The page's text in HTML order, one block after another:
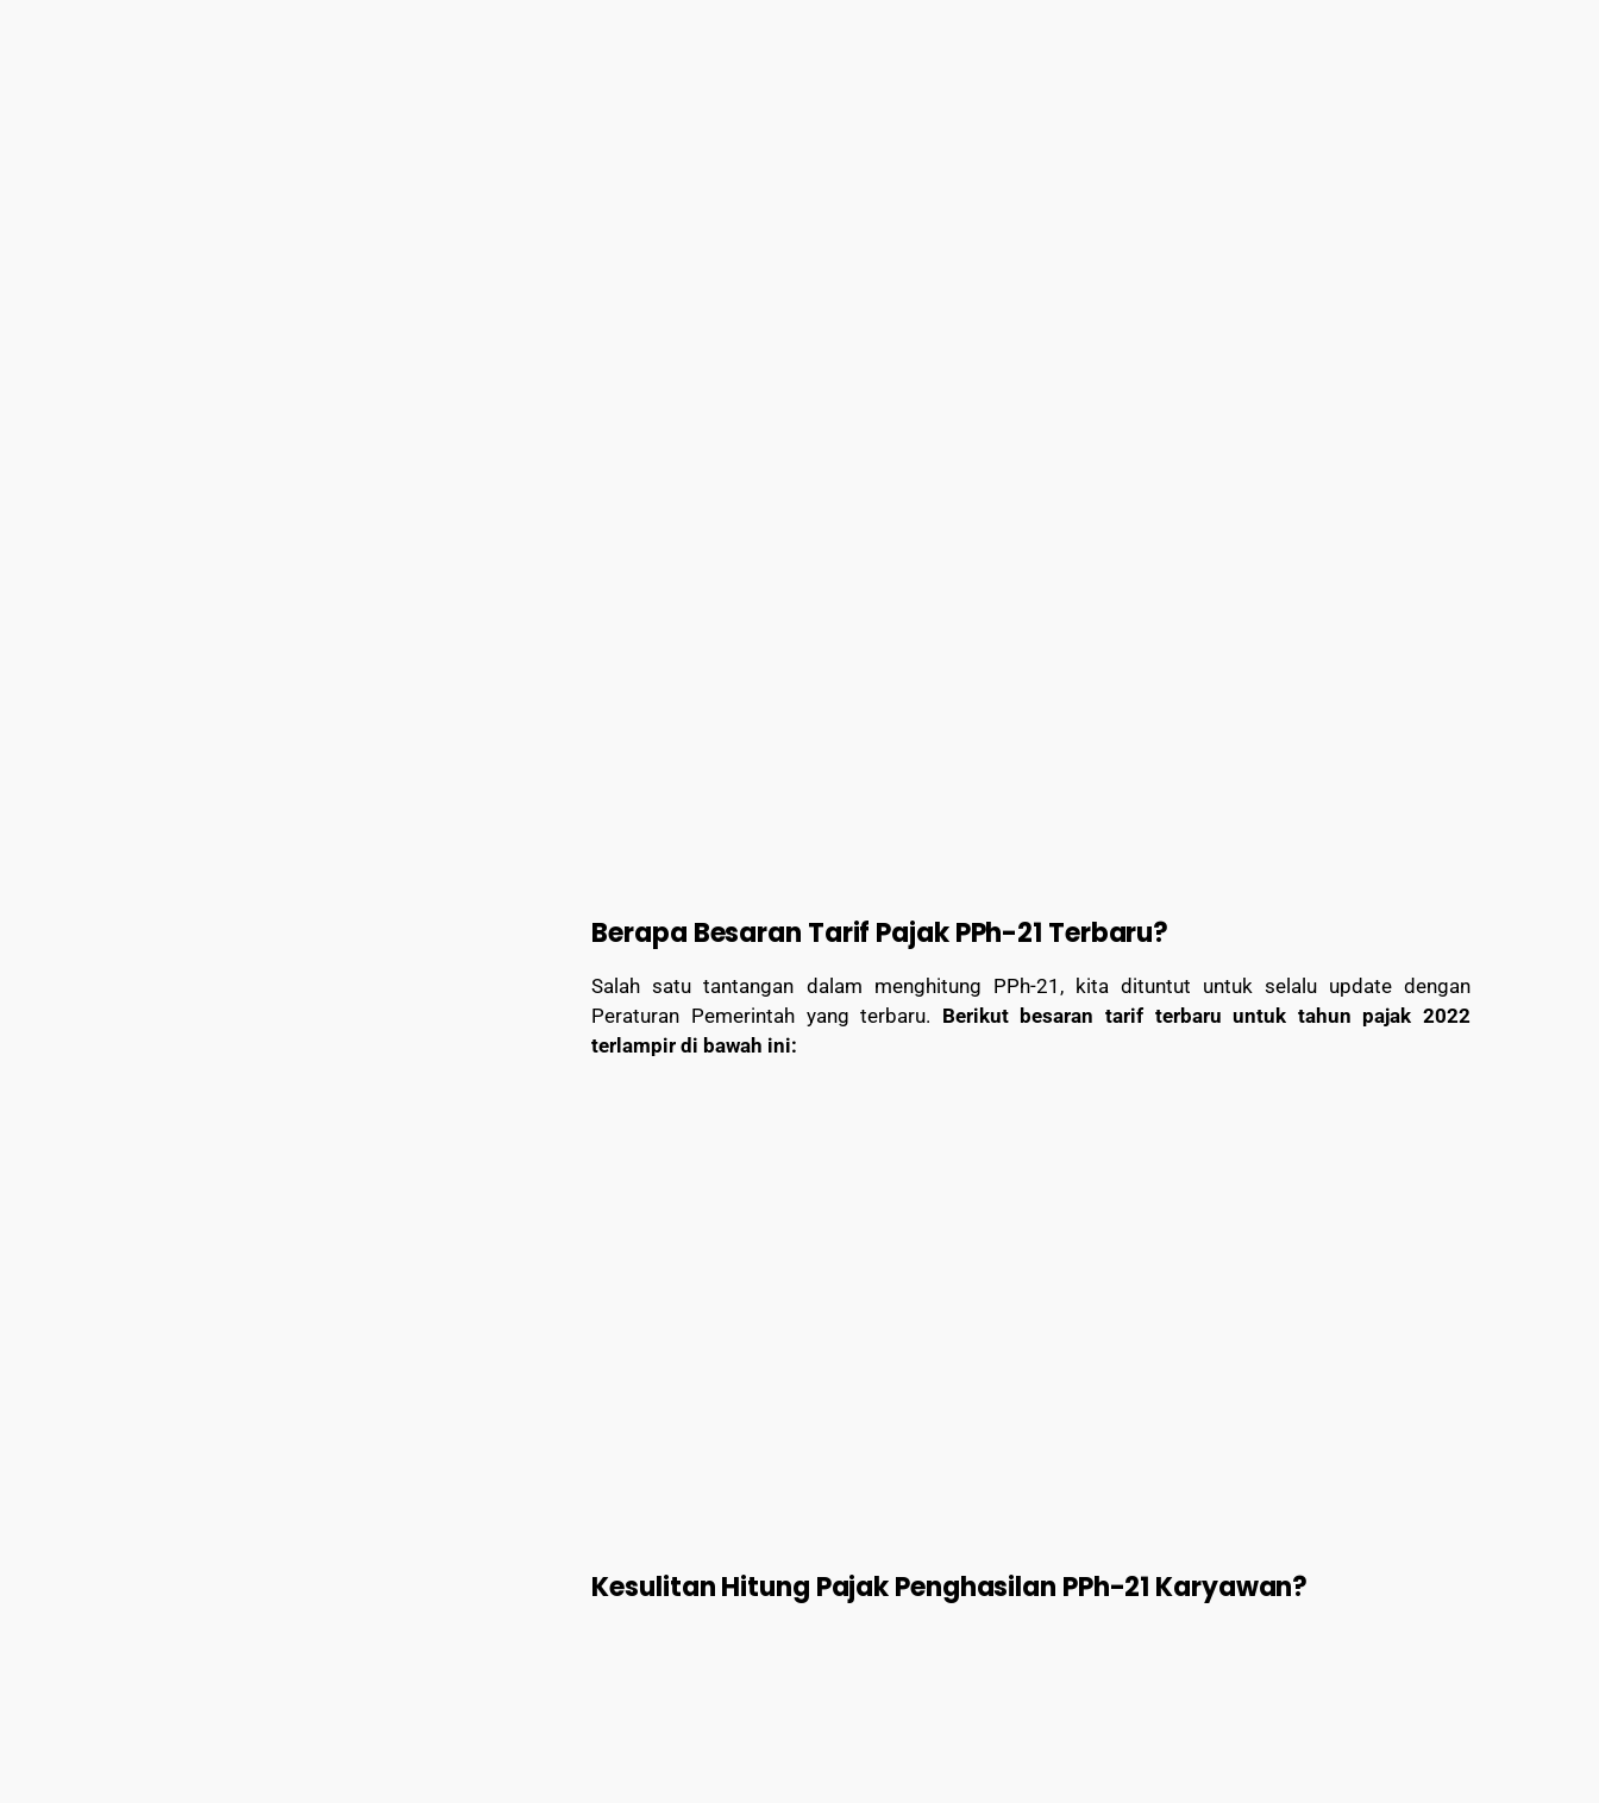
Berapa Besaran Tarif Pajak PPh-21 Terbaru?
Salah satu tantangan dalam menghitung PPh-21, kita dituntut untuk selalu update dengan
Peraturan Pemerintah yang terbaru. Berikut besaran tarif terbaru untuk tahun pajak 2022
terlampir di bawah ini:
Kesulitan Hitung Pajak Penghasilan PPh-21 Karyawan?